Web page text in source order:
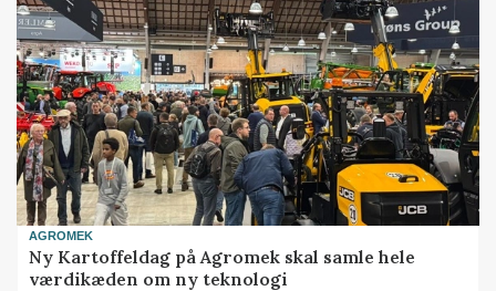
AGROMEK
Ny Kartoffeldag på Agromek skal samle hele
værdikæden om ny teknologi